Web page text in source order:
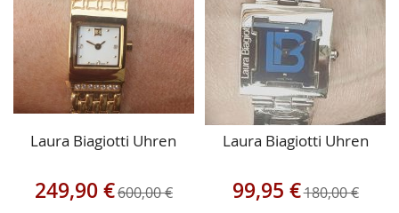
Laura Biagiotti Uhren
Sonderangebot
249,90 €600,00 €
Laura Biagiotti Uhren
Sonderangebot
99,95 €180,00 €